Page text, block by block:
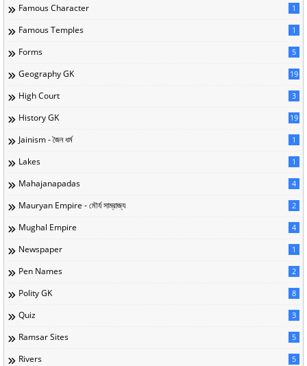
Famous Character 1
Famous Temples 1
Forms 5
Geography GK 19
High Court 3
History GK 19
Jainism - জৈন ধর্ম 1
Lakes 1
Mahajanapadas 4
Mauryan Empire - মৌর্য সাম্রাজ্য 2
Mughal Empire 4
Newspaper 1
Pen Names 2
Polity GK 8
Quiz 3
Ramsar Sites 5
Rivers 5